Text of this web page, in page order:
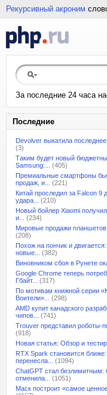
Рекурсивный акроним
За последние 24 часа
Последние
Devolver выкатила последнее
(3)
Таким будет новый
Samsung:...
(405)
Премиальные смартфоны
продаж, и...
(221)
Китай проследил за Falcon 9
удара...
(210)
Новый бойлер Xiaomi
и...
(234)
Мировые продажи планшетов
(208)
Похож на пончик и
новые...
(382)
Виновником сбоя в Рунете
Google Chrome теперь
Гбайт...
(317)
По мотивам книжной серии
Воители»...
(298)
AMD купит канадского
чипов...
(741)
Trouver представил роботы-
(918)
Новая статья: Обзор и
RTX Spark становится
перенесла...
(1094)
ChatGPT стал безлимитным:
отменила...
(1051)
Маск построит «самое ценное